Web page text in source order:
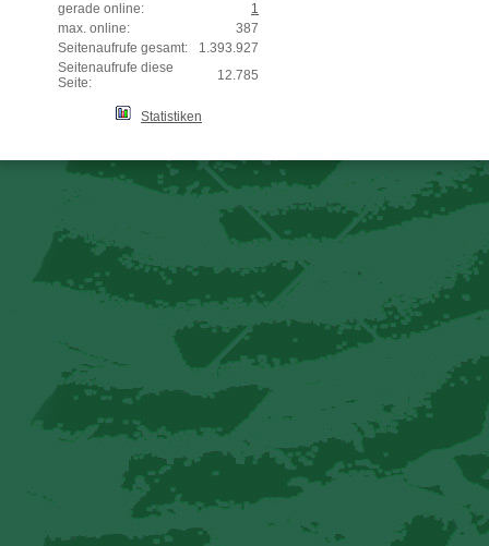
gerade online:
1
max. online:
387
Seitenaufrufe gesamt:
1.393.927
Seitenaufrufe diese
Seite:
12.785
Statistiken